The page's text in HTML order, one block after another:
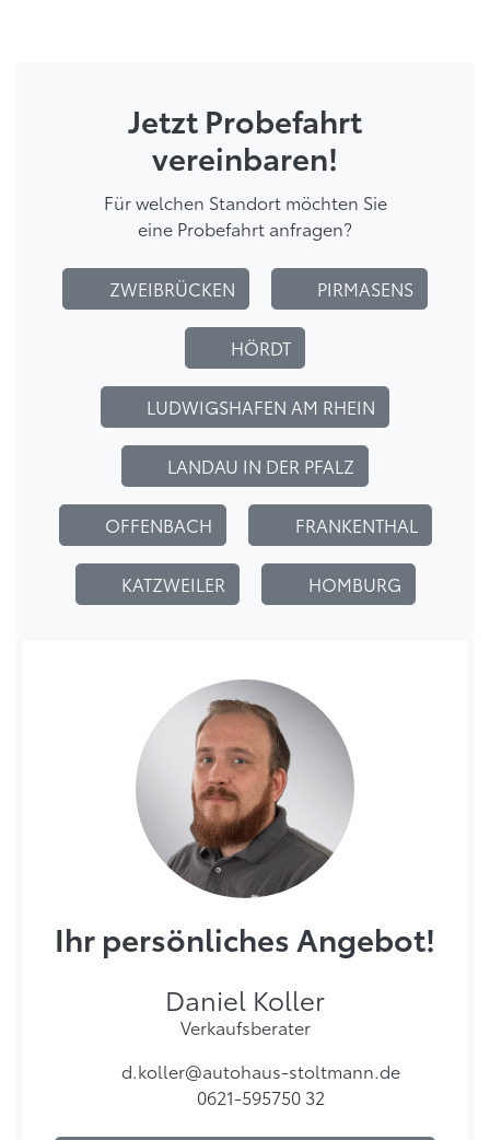
Jetzt Probefahrt
vereinbaren!
Für welchen Standort möchten Sie
eine Probefahrt anfragen?
ZWEIBRÜCKEN PIRMASENS
HÖRDT
LUDWIGSHAFEN AM RHEIN
LANDAU IN DER PFALZ
OFFENBACH FRANKENTHAL
KATZWEILER HOMBURG
Ihr persönliches Angebot!
Daniel Koller
Verkaufsberater
d.koller@autohaus-stoltmann.de
0621-595750 32